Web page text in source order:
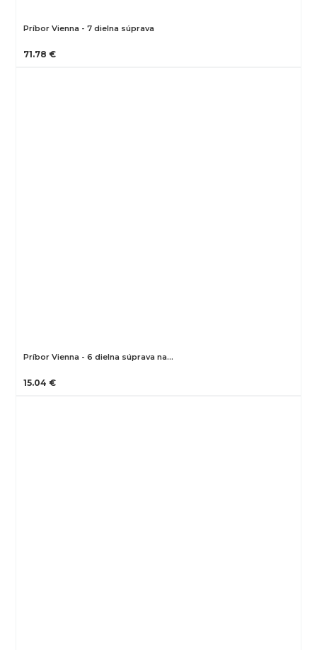
Príbor Vienna - 7 dielna súprava
71.78 €
Príbor Vienna - 6 dielna súprava na…
15.04 €